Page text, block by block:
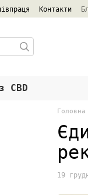
Контакти
СBD
Головна
19